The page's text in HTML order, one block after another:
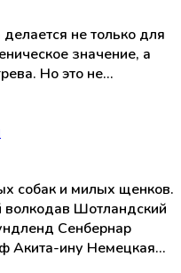
не только для
значение, а
Но это не…
собак и милых щенков.
Шотландский
Сенбернар
Акита-ину Немецкая…